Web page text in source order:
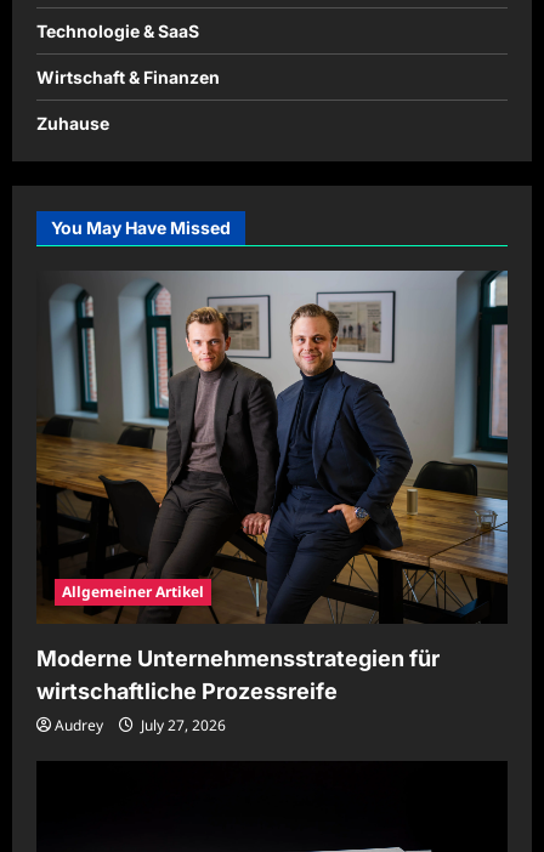
Technologie & SaaS
Wirtschaft & Finanzen
Zuhause
You May Have Missed
Allgemeiner Artikel
Moderne Unternehmensstrategien für
wirtschaftliche Prozessreife
Audrey July 27, 2026